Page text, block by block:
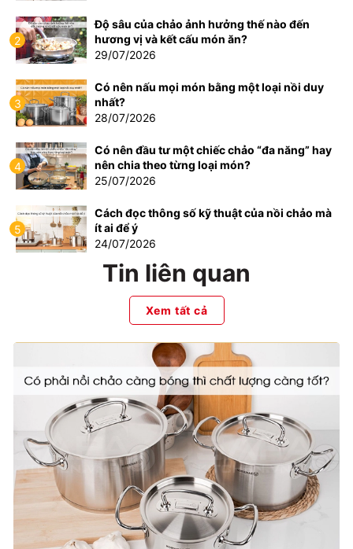
2
Độ sâu của chảo ảnh hưởng thế nào đến
hương vị và kết cấu món ăn?
29/07/2026
3
Có nên nấu mọi món bằng một loại nồi duy
nhất?
28/07/2026
4
Có nên đầu tư một chiếc chảo “đa năng” hay
nên chia theo từng loại món?
25/07/2026
5
Cách đọc thông số kỹ thuật của nồi chảo mà
ít ai để ý
24/07/2026
Tin liên quan
Xem tất cả